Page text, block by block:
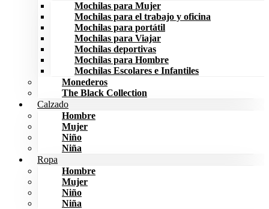
Mochilas para Mujer
Mochilas para el trabajo y oficina
Mochilas para portátil
Mochilas para Viajar
Mochilas deportivas
Mochilas para Hombre
Mochilas Escolares e Infantiles
Monederos
The Black Collection
Calzado
Hombre
Mujer
Niño
Niña
Ropa
Hombre
Mujer
Niño
Niña